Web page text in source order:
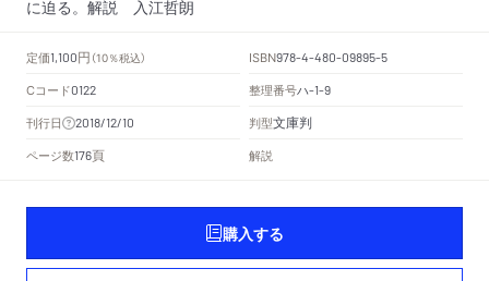
に迫る。解説 入江哲朗
定価1,100円 （10％税込） ISBN978-4-480-09895-5
Cコード0122 整理番号ハ-1-9
刊行日 2018/12/10 判型文庫判
ページ数176頁 解説
購入する